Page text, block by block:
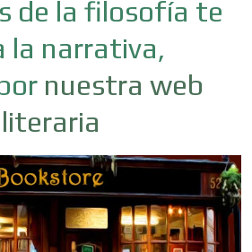
de la filosofía te
la narrativa,
nuestra web
literaria